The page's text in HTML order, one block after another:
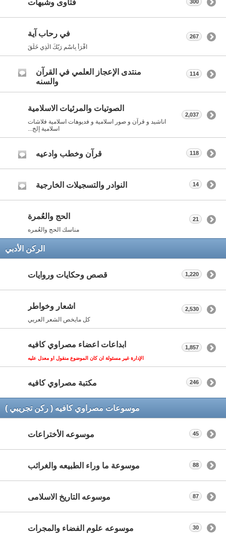
فتاوى وشبهات 300
في رحاب آية
اقْرَأْ بِاسْمِ رَبّكَ الّذِي خَلَقَ
267
منتدى الإعجاز العلمي في القرآن
والسنه
114
الصوتيات والمرئيات الاسلامية
اناشيد و قرآن و صور اسلامية و فديوهات اسلامية فلاشات
اسلامية إلخ...
2,037
قرآن وخطب وادعيه 118
النوادر والتسجيلات الخارجية 14
الحج والعُمرة
مناسك الحج والعُمره
21
الركن الأدبي
قصص وحكايات وروايات 1,220
اشعار وخواطر
كل مايخص الشعر العربي
2,530
ابداعات اعضاء مصراوي كافيه
الإدارة غير مسئولة ان كان الموضوع منقول او معدل عليه
1,857
مكتبة مصراوي كافيه 246
موسوعات مصراوي كافيه ( ركن تجريبي )
موسوعه الأختراعات 45
موسوعة ما وراء الطبيعه والغرائب 88
موسوعه التاريخ الاسلامى 87
موسوعه علوم الفضاء والمجرات 30